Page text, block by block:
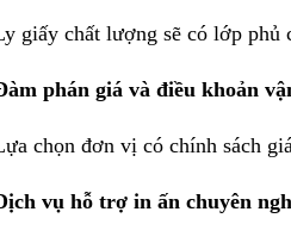
giấy chất lượng sẽ có lớp phủ
phán giá và điều khoản
chọn đơn vị có chính sách
vụ hỗ trợ in ấn chuyên